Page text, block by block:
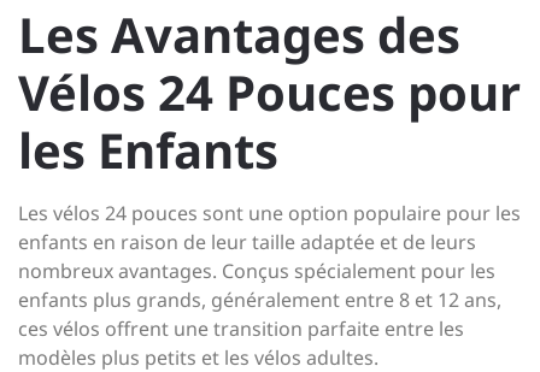
Les Avantages des
Vélos 24 Pouces pour
les Enfants
Les vélos 24 pouces sont une option populaire pour les
enfants en raison de leur taille adaptée et de leurs
nombreux avantages. Conçus spécialement pour les
enfants plus grands, généralement entre 8 et 12 ans,
ces vélos offrent une transition parfaite entre les
modèles plus petits et les vélos adultes.